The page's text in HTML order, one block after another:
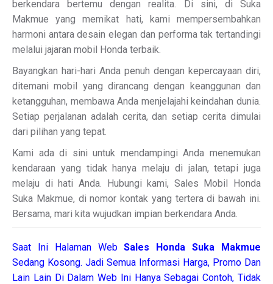
berkendara bertemu dengan realita. Di sini, di Suka
Makmue yang memikat hati, kami mempersembahkan
harmoni antara desain elegan dan performa tak tertandingi
melalui jajaran mobil Honda terbaik.
Bayangkan hari-hari Anda penuh dengan kepercayaan diri,
ditemani mobil yang dirancang dengan keanggunan dan
ketangguhan, membawa Anda menjelajahi keindahan dunia.
Setiap perjalanan adalah cerita, dan setiap cerita dimulai
dari pilihan yang tepat.
Kami ada di sini untuk mendampingi Anda menemukan
kendaraan yang tidak hanya melaju di jalan, tetapi juga
melaju di hati Anda. Hubungi kami, Sales Mobil Honda
Suka Makmue, di nomor kontak yang tertera di bawah ini.
Bersama, mari kita wujudkan impian berkendara Anda.
Saat Ini Halaman WebSales
Honda Suka Makmue
Sedang Kosong. Jadi Semua Informasi Harga, Promo Dan
Lain Lain Di Dalam Web Ini Hanya Sebagai Contoh, Tidak